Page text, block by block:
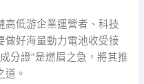
高低游企業運營者、科技
做好海量動力電池收受接
分證”是燃眉之急，將其推
道。